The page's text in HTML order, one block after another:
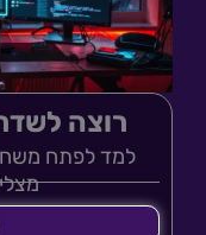
רוצה
למד לפתח